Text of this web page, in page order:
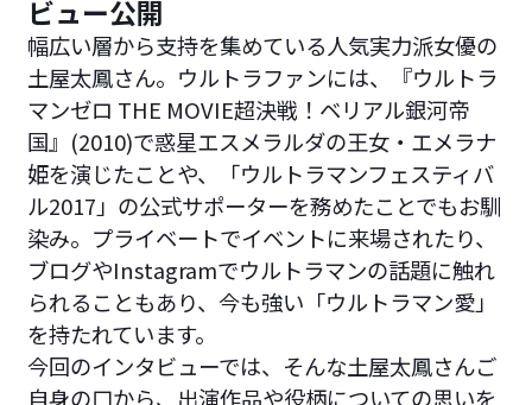
ビュー公開
幅広い層から支持を集めている人気実力派女優の
土屋太鳳さん。ウルトラファンには、『ウルトラ
マンゼロ THE MOVIE超決戦！ベリアル銀河帝
国』(2010)で惑星エスメラルダの王女・エメラナ
姫を演じたことや、「ウルトラマンフェスティバ
ル2017」の公式サポーターを務めたことでもお馴
染み。プライベートでイベントに来場されたり、
ブログやInstagramでウルトラマンの話題に触れ
られることもあり、今も強い「ウルトラマン愛」
を持たれています。
今回のインタビューでは、そんな土屋太鳳さんご
自身の口から、出演作品や役柄についての思いを